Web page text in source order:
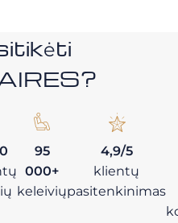
95
000+
keleivių
4,9/5
klientų
pasitenkinimas